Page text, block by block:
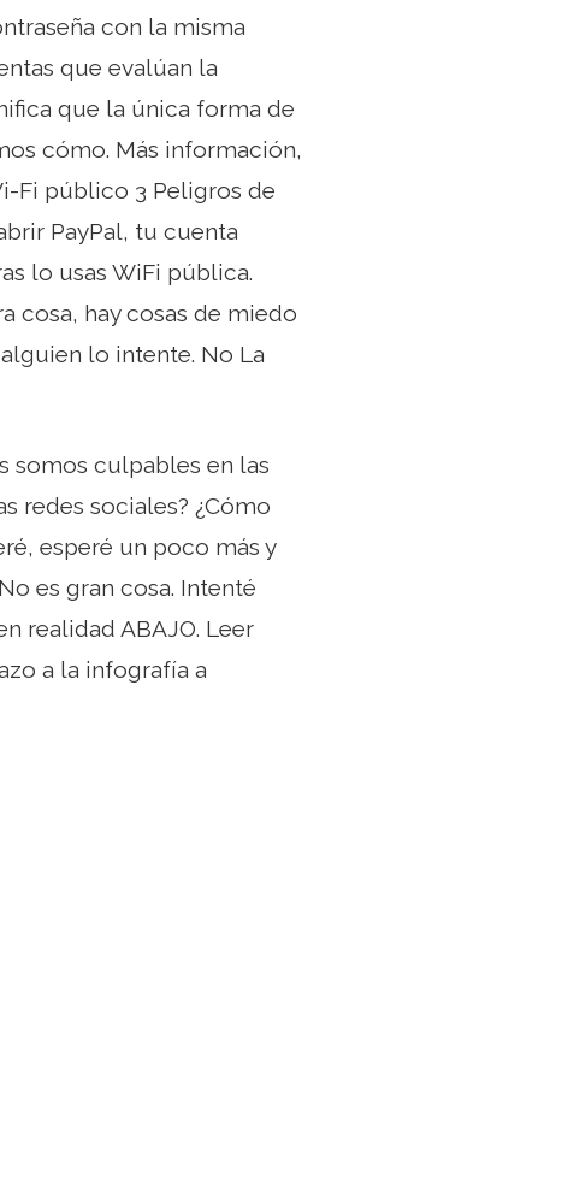
con la misma
que evalúan la
que la única forma de
cómo. Más información,
Fi público 3 Peligros de
PayPal, tu cuenta
lo usas WiFi pública.
cosa, hay cosas de miedo
lo intente. No La
somos culpables en las
redes sociales? ¿Cómo
esperé un poco más y
es gran cosa. Intenté
realidad ABAJO. Leer
a la infografía a